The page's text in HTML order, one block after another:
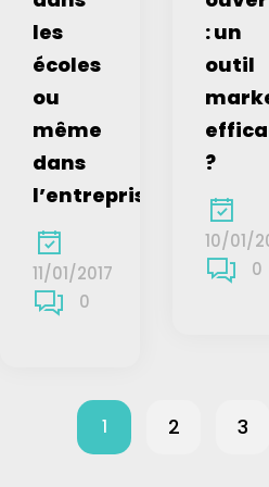
les
écoles
ou
même
dans
l’entreprise
11/01/2017
0
: un
outil
?
10/01/
0
1 2 3